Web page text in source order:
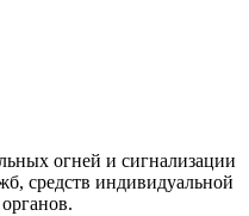
огней и сигнализации
средств индивидуальной